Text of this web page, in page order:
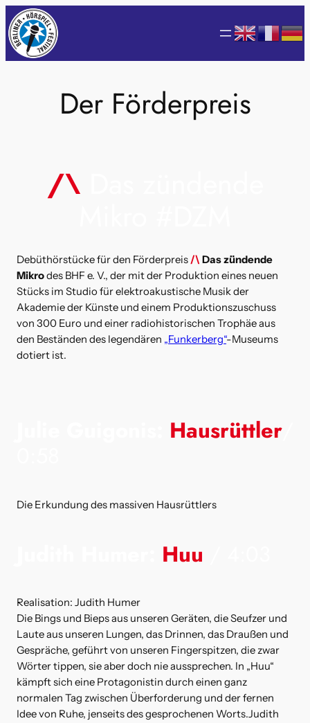
Zum
Inhalt
springen
Der Förderpreis
/\
Debüthörstücke für den Förderpreis/\ Das zündende
Mikrodes BHF e. V., der mit der Produktion eines neuen
Stücks im Studio für elektroakustische Musik der
Akademie der Künste und einem Produktionszuschuss
von 300 Euro und einer radiohistorischen Trophäe aus
den Beständen des legendären „Funkerberg“-Museums
dotiert ist.
Hausrüttler
Die Erkundung des massiven Hausrüttlers
Huu
Realisation: Judith Humer
Die Bings und Bieps aus unseren Geräten, die Seufzer und
Laute aus unseren Lungen, das Drinnen, das Draußen und
Gespräche, geführt von unseren Fingerspitzen, die zwar
Wörter tippen, sie aber doch nie aussprechen. In „Huu“
kämpft sich eine Protagonistin durch einen ganz
normalen Tag zwischen Überforderung und der fernen
Idee von Ruhe, jenseits des gesprochenen Worts.Judith